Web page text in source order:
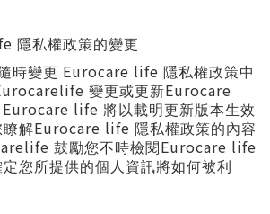
隱私權政策的變更
時變更 Eurocare life 隱私權政策中
變更或更新Eurocare
Eurocare life 將以載明更新版本生效
解Eurocare life 隱私權政策的內容
鼓勵您不時檢閱Eurocare life
您所提供的個人資訊將如何被利